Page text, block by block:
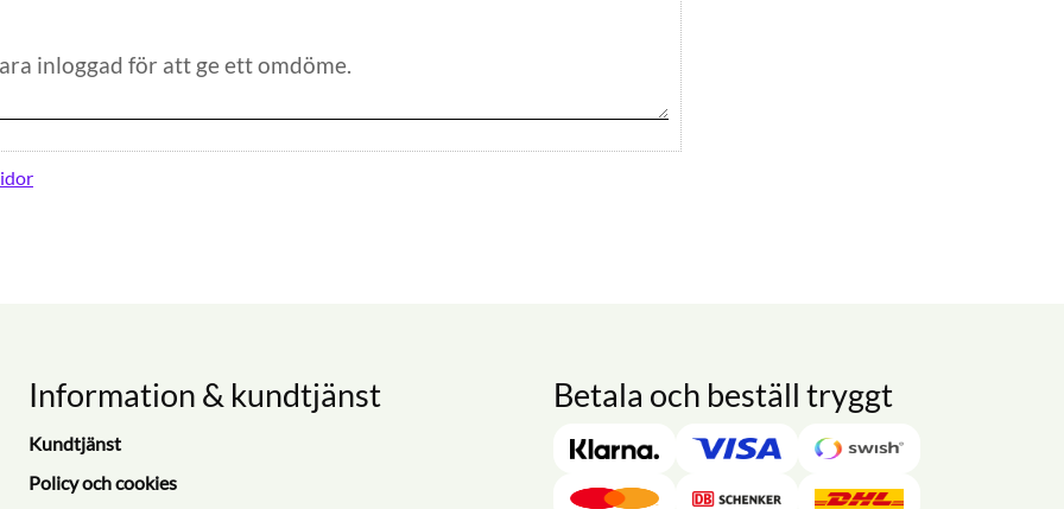
Information & kundtjänst
Kundtjänst
Policy och cookies
Betala och beställ tryggt